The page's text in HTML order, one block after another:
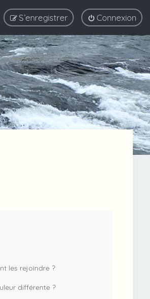
Connexion
S’enregistrer
les rejoindre ?
différente ?